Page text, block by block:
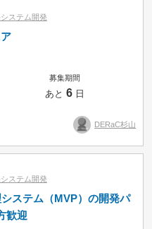
ステム開発
募集期間
あと6 日
DERaC杉山
ステム開発
ステム（MVP）の開発パ
歓迎